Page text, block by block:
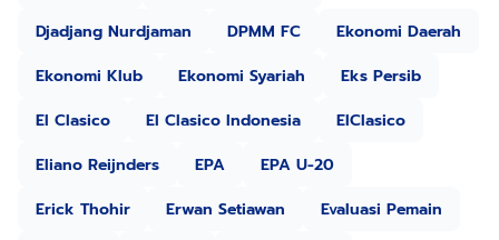
Djadjang Nurdjaman
DPMM FC
Ekonomi Daerah
Ekonomi Klub
Ekonomi Syariah
Eks Persib
El Clasico
El Clasico Indonesia
ElClasico
Eliano Reijnders
EPA
EPA U-20
Erick Thohir
Erwan Setiawan
Evaluasi Pemain